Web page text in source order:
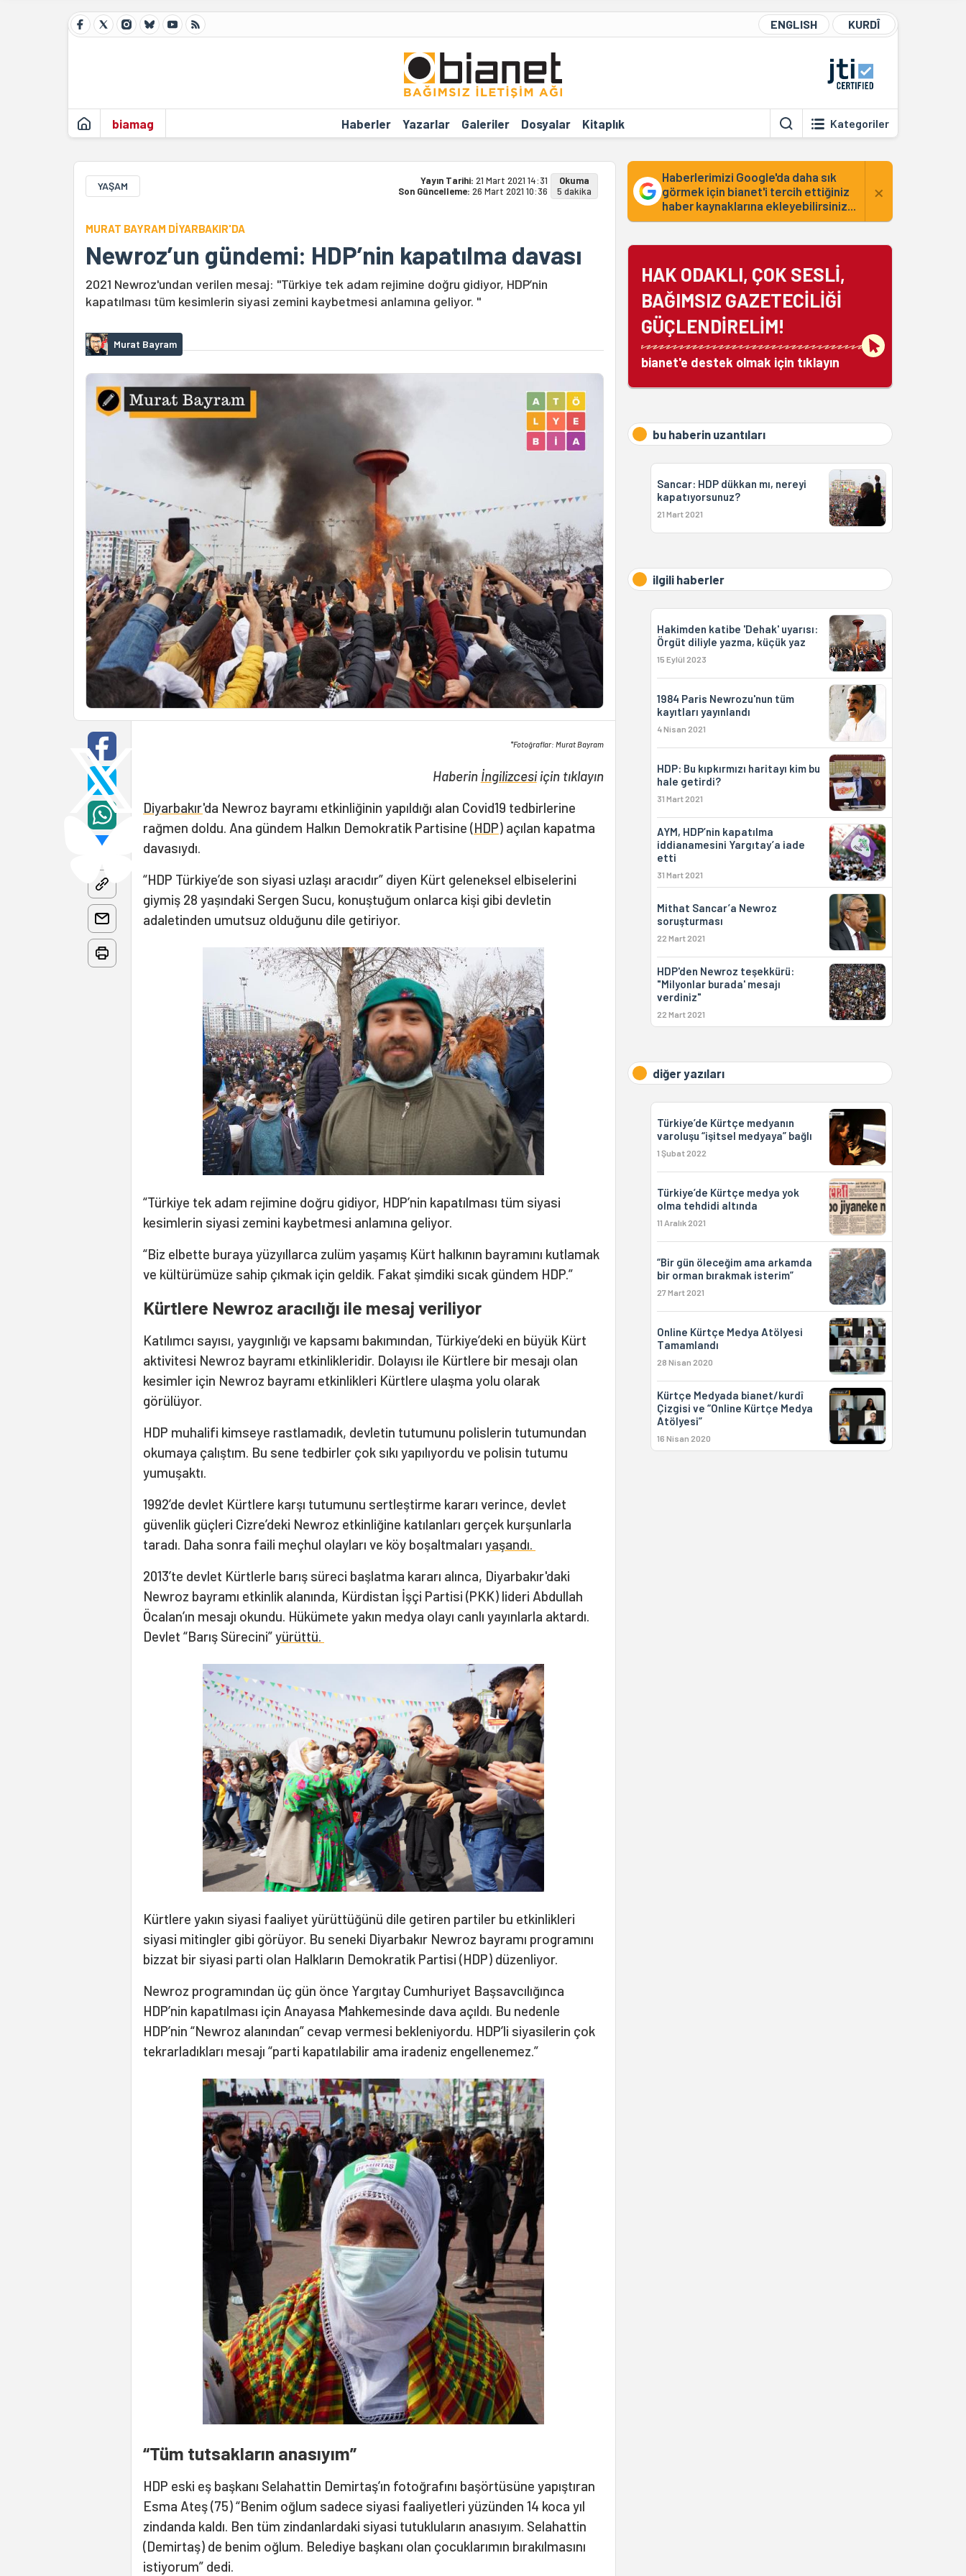
ENGLISH KURDÎ
biamag Haberler Yazarlar Galeriler Dosyalar Kitaplık Kategoriler
YAŞAM Yayın Tarihi: 21 Mart 2021 14:31
Son Güncelleme: 26 Mart 2021 10:36
Okuma
5 dakika
MURAT BAYRAM DİYARBAKIR'DA
Newroz’un gündemi: HDP’nin kapatılma davası
2021 Newroz'undan verilen mesaj: "Türkiye tek adam rejimine doğru gidiyor, HDP’nin
kapatılması tüm kesimlerin siyasi zemini kaybetmesi anlamına geliyor. "
Murat Bayram
*Fotoğraflar: Murat Bayram
Haberin İngilizcesiiçin tıklayın
Diyarbakır'da Newroz bayramı etkinliğinin yapıldığı alan Covid19 tedbirlerine
rağmen doldu. Ana gündem Halkın Demokratik Partisine (HDP) açılan kapatma
davasıydı.
“HDP Türkiye’de son siyasi uzlaşı aracıdır” diyen Kürt geleneksel elbiselerini
giymiş 28 yaşındaki Sergen Sucu, konuştuğum onlarca kişi gibi devletin
adaletinden umutsuz olduğunu dile getiriyor.
“Türkiye tek adam rejimine doğru gidiyor, HDP’nin kapatılması tüm siyasi
kesimlerin siyasi zemini kaybetmesi anlamına geliyor.
“Biz elbette buraya yüzyıllarca zulüm yaşamış Kürt halkının bayramını kutlamak
ve kültürümüze sahip çıkmak için geldik. Fakat şimdiki sıcak gündem HDP.”
Kürtlere Newroz aracılığı ile mesaj veriliyor
Katılımcı sayısı, yaygınlığı ve kapsamı bakımından, Türkiye’deki en büyük Kürt
aktivitesi Newroz bayramı etkinlikleridir. Dolayısı ile Kürtlere bir mesajı olan
kesimler için Newroz bayramı etkinlikleri Kürtlere ulaşma yolu olarak
görülüyor.
HDP muhalifi kimseye rastlamadık, devletin tutumunu polislerin tutumundan
okumaya çalıştım. Bu sene tedbirler çok sıkı yapılıyordu ve polisin tutumu
yumuşaktı.
1992’de devlet Kürtlere karşı tutumunu sertleştirme kararı verince, devlet
güvenlik güçleri Cizre’deki Newroz etkinliğine katılanları gerçek kurşunlarla
taradı. Daha sonra faili meçhul olayları ve köy boşaltmaları yaşandı.
2013’te devlet Kürtlerle barış süreci başlatma kararı alınca, Diyarbakır'daki
Newroz bayramı etkinlik alanında, Kürdistan İşçi Partisi (PKK) lideri Abdullah
Öcalan’ın mesajı okundu. Hükümete yakın medya olayı canlı yayınlarla aktardı.
Devlet “Barış Sürecini”yürüttü.
Kürtlere yakın siyasi faaliyet yürüttüğünü dile getiren partiler bu etkinlikleri
siyasi mitingler gibi görüyor. Bu seneki Diyarbakır Newroz bayramı programını
bizzat bir siyasi parti olan Halkların Demokratik Partisi (HDP) düzenliyor.
Newroz programından üç gün önce Yargıtay Cumhuriyet Başsavcılığınca
HDP’nin kapatılması için Anayasa Mahkemesinde dava açıldı. Bu nedenle
HDP’nin “Newroz alanından” cevap vermesi bekleniyordu. HDP’li siyasilerin çok
tekrarladıkları mesajı “parti kapatılabilir ama iradeniz engellenemez.”
“Tüm tutsakların anasıyım”
HDP eski eş başkanı Selahattin Demirtaş’ın fotoğrafını başörtüsüne yapıştıran
Esma Ateş (75) “Benim oğlum sadece siyasi faaliyetleri yüzünden 14 koca yıl
zindanda kaldı. Ben tüm zindanlardaki siyasi tutukluların anasıyım. Selahattin
(Demirtaş) de benim oğlum. Belediye başkanı olan çocuklarımın bırakılmasını
istiyorum” dedi.
Haberlerimizi Google'da daha sık
görmek için bianet'i tercih ettiğiniz
haber kaynaklarına ekleyebilirsiniz...
×
HAK ODAKLI, ÇOK SESLİ,
BAĞIMSIZ GAZETECİLİĞİ
GÜÇLENDİRELİM!
bianet'e destek olmak için tıklayın
bu haberin uzantıları
Sancar: HDP dükkan mı, nereyi
kapatıyorsunuz?
21 Mart 2021
ilgili haberler
Hakimden katibe 'Dehak' uyarısı:
Örgüt diliyle yazma, küçük yaz
15 Eylül 2023
1984 Paris Newrozu'nun tüm
kayıtları yayınlandı
4 Nisan 2021
HDP: Bu kıpkırmızı haritayı kim bu
hale getirdi?
31 Mart 2021
AYM, HDP’nin kapatılma
iddianamesini Yargıtay’a iade
etti
31 Mart 2021
Mithat Sancar’a Newroz
soruşturması
22 Mart 2021
HDP'den Newroz teşekkürü:
"Milyonlar burada' mesajı
verdiniz"
22 Mart 2021
diğer yazıları
Türkiye’de Kürtçe medyanın
varoluşu “işitsel medyaya” bağlı
1 Şubat 2022
Türkiye’de Kürtçe medya yok
olma tehdidi altında
11 Aralık 2021
“Bir gün öleceğim ama arkamda
bir orman bırakmak isterim”
27 Mart 2021
Online Kürtçe Medya Atölyesi
Tamamlandı
28 Nisan 2020
Kürtçe Medyada bianet/kurdî
Çizgisi ve “Online Kürtçe Medya
Atölyesi”
16 Nisan 2020